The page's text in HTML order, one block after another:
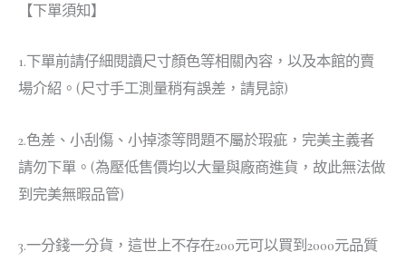
【下單須知】
1.下單前請仔細閱讀尺寸顏色等相關內容，以及本館的賣
場介紹。(尺寸手工測量稍有誤差，請見諒)
2.色差、小刮傷、小掉漆等問題不屬於瑕疵，完美主義者
請勿下單。(為壓低售價均以大量與廠商進貨，故此無法做
到完美無暇品管)
3.一分錢一分貨，這世上不存在200元可以買到2000元品質